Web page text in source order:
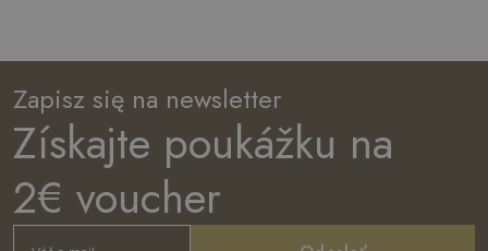
Zapisz się na newsletter
Získajte poukážku na
2€ voucher